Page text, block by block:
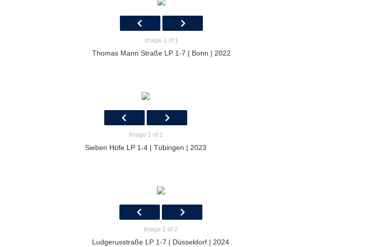
Image 1 of 1
Thomas Mann Straße LP 1-7 | Bonn | 2022
Image 1 of 1
Sieben Höfe LP 1-4 | Tübingen | 2023
Image 1 of 2
Ludgerusstraße LP 1-7 | Düsseldorf | 2024